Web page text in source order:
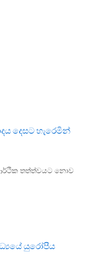
දෙසට හැරෙමින්
ආර්ථික තත්ත්වයට නොව
යුරෝපීය